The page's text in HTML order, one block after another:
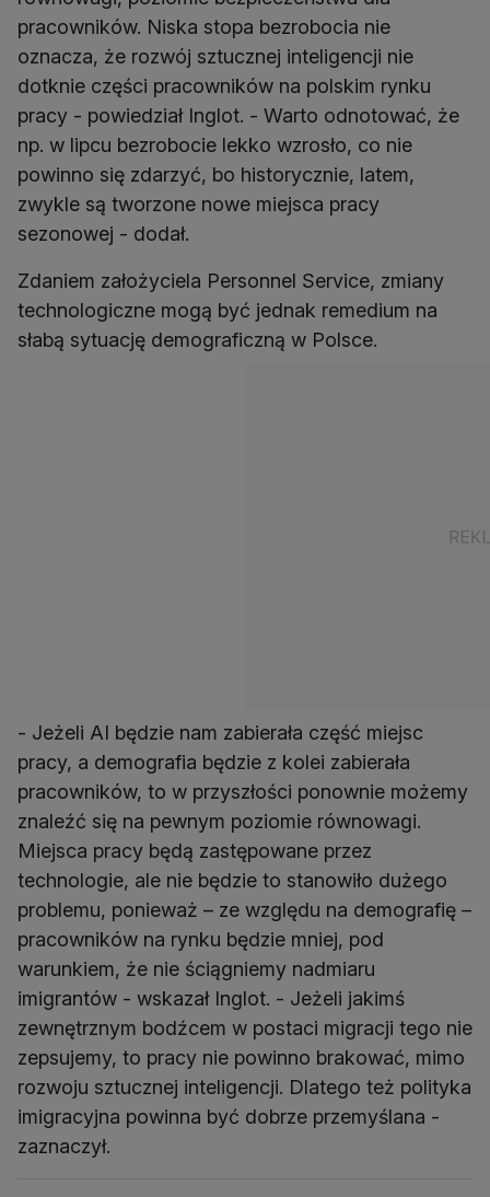
pracowników. Niska stopa bezrobocia nie
oznacza, że rozwój sztucznej inteligencji nie
dotknie części pracowników na polskim rynku
pracy - powiedział Inglot. - Warto odnotować, że
np. w lipcu bezrobocie lekko wzrosło, co nie
powinno się zdarzyć, bo historycznie, latem,
zwykle są tworzone nowe miejsca pracy
sezonowej - dodał.
Zdaniem założyciela Personnel Service, zmiany
technologiczne mogą być jednak remedium na
słabą sytuację demograficzną w Polsce.
- Jeżeli AI będzie nam zabierała część miejsc
pracy, a demografia będzie z kolei zabierała
pracowników, to w przyszłości ponownie możemy
znaleźć się na pewnym poziomie równowagi.
Miejsca pracy będą zastępowane przez
technologie, ale nie będzie to stanowiło dużego
problemu, ponieważ – ze względu na demografię –
pracowników na rynku będzie mniej, pod
warunkiem, że nie ściągniemy nadmiaru
imigrantów - wskazał Inglot. - Jeżeli jakimś
zewnętrznym bodźcem w postaci migracji tego nie
zepsujemy, to pracy nie powinno brakować, mimo
rozwoju sztucznej inteligencji. Dlatego też polityka
imigracyjna powinna być dobrze przemyślana -
zaznaczył.